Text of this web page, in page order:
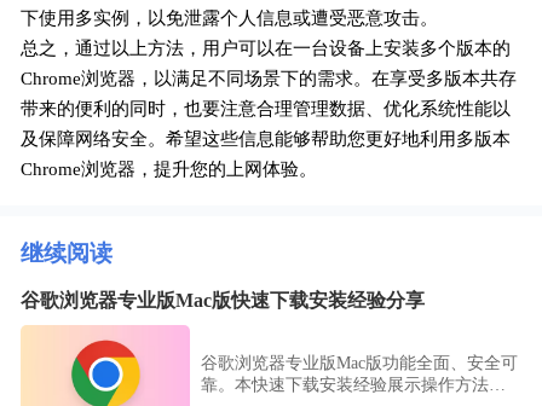
下使用多实例，以免泄露个人信息或遭受恶意攻击。
总之，通过以上方法，用户可以在一台设备上安装多个版本的
Chrome浏览器，以满足不同场景下的需求。在享受多版本共存
带来的便利的同时，也要注意合理管理数据、优化系统性能以
及保障网络安全。希望这些信息能够帮助您更好地利用多版本
Chrome浏览器，提升您的上网体验。
继续阅读
谷歌浏览器专业版Mac版快速下载安装经验分享
谷歌浏览器专业版Mac版功能全面、安全可
靠。本快速下载安装经验展示操作方法，